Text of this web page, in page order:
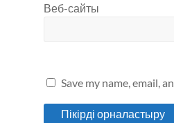
Веб-сайты
Save my name, email,